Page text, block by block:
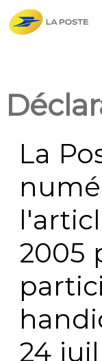
La
2005
24